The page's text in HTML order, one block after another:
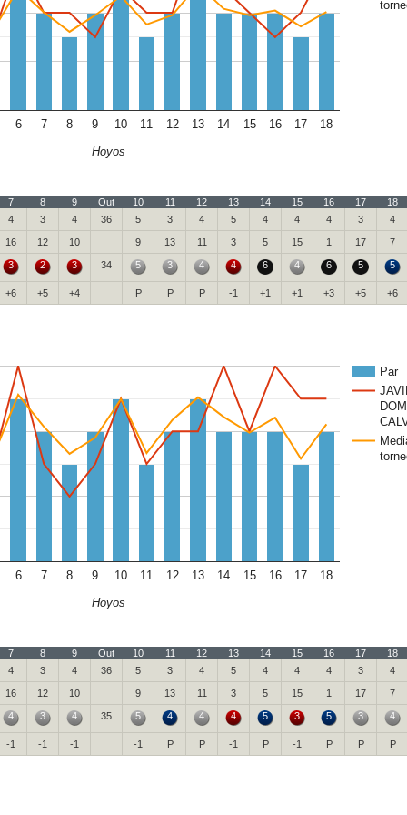
6 7 8 9 10 11 12 13 14 15 16 17
18
Hoyos
7 8 9 Out 10 11 12 13 14 15 16 17
18
4
3 4 36 5 3 4 5 4 4 4 3 4
16 12 10 9 13 11 3 5 15 1 17 7
3 2 3 34 5 3 4 4 6 4 6 5 5
+6 +5 +4 P P P -1 +1 +1 +3 +5 +6
Par
6 7 8 9 10 11 12 13 14 15 16 17
18
Hoyos
7 8 9 Out 10 11 12 13 14 15 16 17
18
4
3 4 36 5 3 4 5 4 4 4 3 4
16 12 10 9 13 11 3 5 15 1 17 7
4 3 4 35 5 4 4 4 5 3 5 3 4
-1 -1 -1 -1 P P -1 P -1 P P P